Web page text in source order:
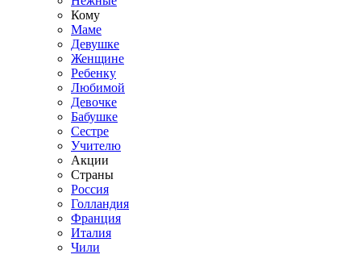
Кому
Маме
Девушке
Женщине
Ребенку
Любимой
Девочке
Бабушке
Сестре
Учителю
Акции
Страны
Россия
Голландия
Франция
Италия
Чили